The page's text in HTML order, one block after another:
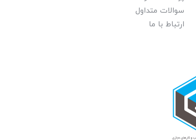
سوالات متداول
ارتباط با ما